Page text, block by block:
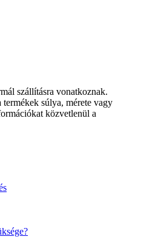
szállításra vonatkoznak.
súlya, mérete vagy
közvetlenül a